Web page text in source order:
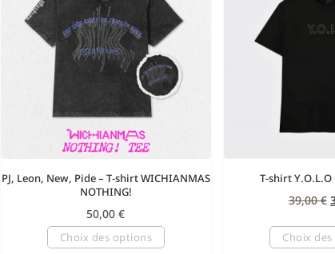
PJ, Leon, New, Pide – T-shirt WICHIANMAS
NOTHING!
50,00€
Choix des options
T-shirt
39,00€
Choix